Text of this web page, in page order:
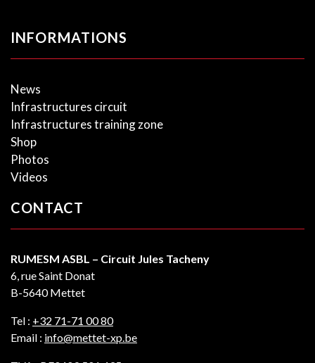
INFORMATIONS
News
Infrastructures circuit
Infrastructures training zone
Shop
Photos
Videos
CONTACT
RUMESM ASBL – Circuit Jules Tacheny
6, rue Saint Donat
B-5640 Mettet
Tel : +32 71-71 00 80
Email : info@mettet-xp.be